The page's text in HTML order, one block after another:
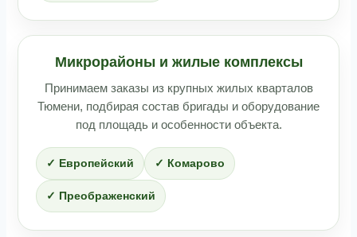
Микрорайоны и жилые комплексы
Принимаем заказы из крупных жилых кварталов
Тюмени, подбирая состав бригады и оборудование
под площадь и особенности объекта.
✓ Европейский ✓ Комарово
✓ Преображенский